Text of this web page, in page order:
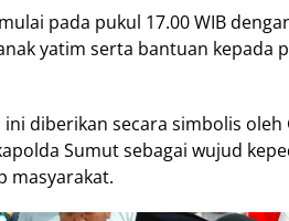
pada pukul 17.00 WIB
yatim serta bantuan kepada
ini diberikan secara simbolis
Sumut sebagai wujud
masyarakat.